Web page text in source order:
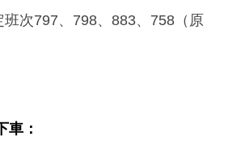
次797、798、883、758（原
車：